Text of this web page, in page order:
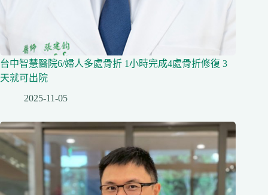
台中智慧醫院6/婦人多處骨折 1小時完成4處骨折修復 3
天就可出院
2025-11-05